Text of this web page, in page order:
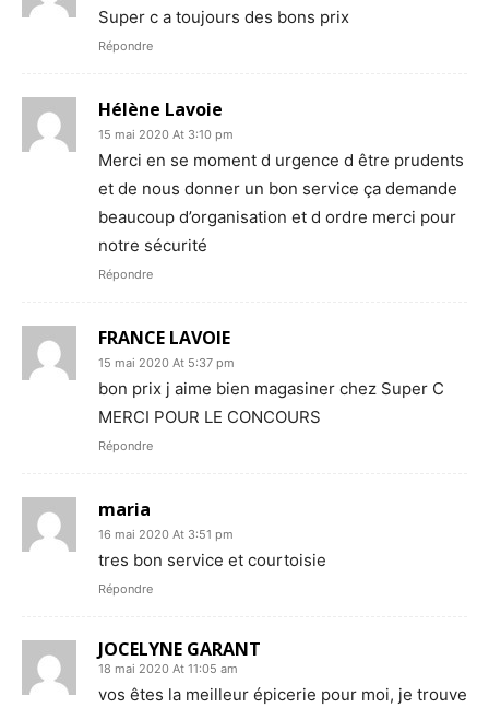
Super c a toujours des bons prix
Répondre
Hélène Lavoie
15 mai 2020 At 3:10 pm
Merci en se moment d urgence d être prudents
et de nous donner un bon service ça demande
beaucoup d’organisation et d ordre merci pour
notre sécurité
Répondre
FRANCE LAVOIE
15 mai 2020 At 5:37 pm
bon prix j aime bien magasiner chez Super C
MERCI POUR LE CONCOURS
Répondre
maria
16 mai 2020 At 3:51 pm
tres bon service et courtoisie
Répondre
JOCELYNE GARANT
18 mai 2020 At 11:05 am
vos êtes la meilleur épicerie pour moi, je trouve